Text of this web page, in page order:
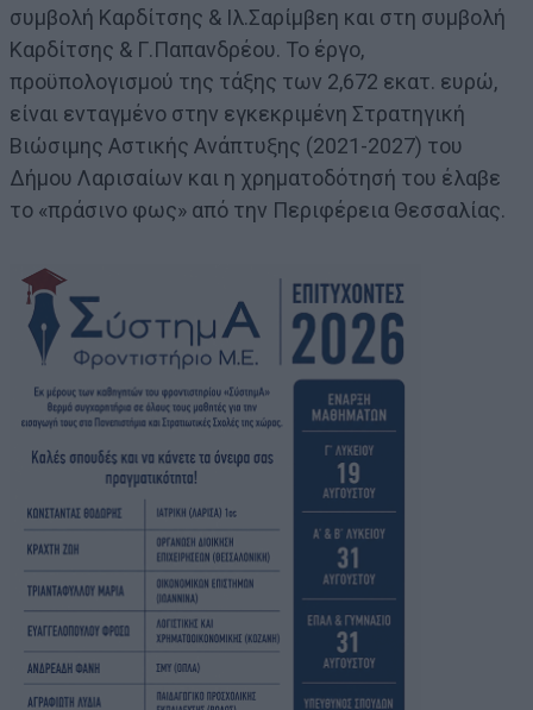
συμβολή Καρδίτσης & Ιλ.Σαρίμβεη και στη συμβολή
Καρδίτσης & Γ.Παπανδρέου. Το έργο,
προϋπολογισμού της τάξης των 2,672 εκατ. ευρώ,
είναι ενταγμένο στην εγκεκριμένη Στρατηγική
Βιώσιμης Αστικής Ανάπτυξης (2021-2027) του
Δήμου Λαρισαίων και η χρηματοδότησή του έλαβε
το «πράσινο φως» από την Περιφέρεια Θεσσαλίας.